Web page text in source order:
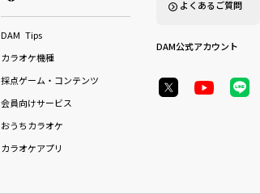
DAM Tips
カラオケ機種
採点ゲーム・コンテンツ
会員向けサービス
おうちカラオケ
カラオケアプリ
よくあるご質問
DAM公式アカウント